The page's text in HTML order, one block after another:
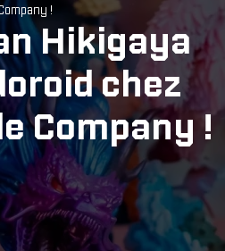
!
Hikigaya
chez
Company !